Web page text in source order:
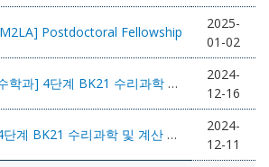
Postdoctoral Fellowship
2025-
01-02
[부산대학교 수학과] 4단계 BK21 수리과학 인재양성 교육연구단 신진연구인력 채용 공고
2024-
12-16
[연세대학교 4단계 BK21 수리과학 및 계산 교육연구단] 신진연구인력 채용 공고
2024-
12-11